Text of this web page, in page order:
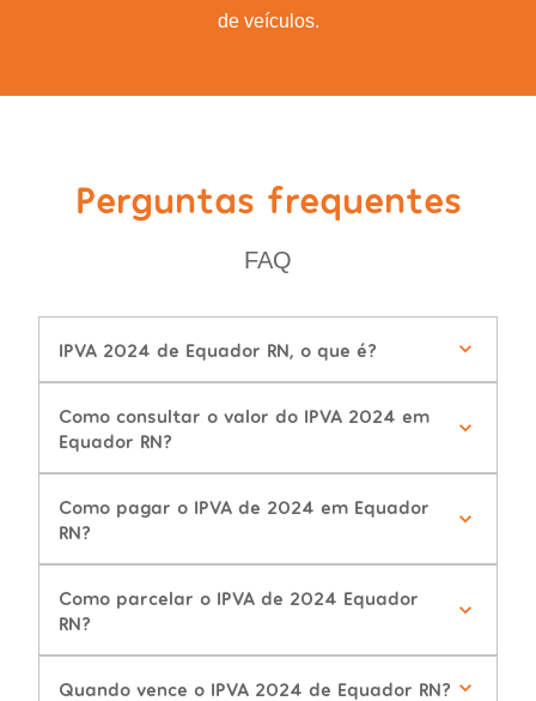
de veículos.
Perguntas frequentes
FAQ
IPVA 2024 de Equador RN, o que é?
Como consultar o valor do IPVA 2024 em
Equador RN?
Como pagar o IPVA de 2024 em Equador
RN?
Como parcelar o IPVA de 2024 Equador
RN?
Quando vence o IPVA 2024 de Equador RN?